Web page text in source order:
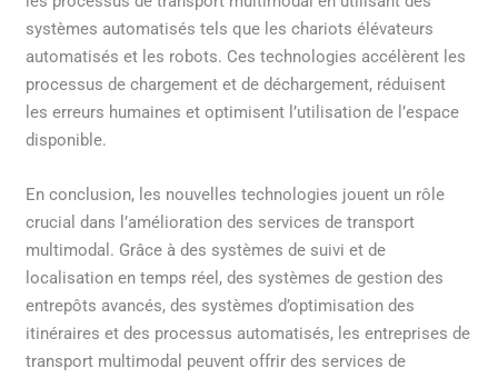
systèmes automatisés tels que les chariots élévateurs
automatisés et les robots. Ces technologies accélèrent les
processus de chargement et de déchargement, réduisent
les erreurs humaines et optimisent l’utilisation de l’espace
disponible.
En conclusion, les nouvelles technologies jouent un rôle
crucial dans l’amélioration des services de transport
multimodal. Grâce à des systèmes de suivi et de
localisation en temps réel, des systèmes de gestion des
entrepôts avancés, des systèmes d’optimisation des
itinéraires et des processus automatisés, les entreprises de
transport multimodal peuvent offrir des services de